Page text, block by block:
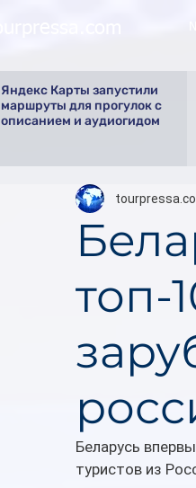
Яндекс Карты запустили
маршруты для прогулок с
описанием и аудиогидом
топ-
Беларусь
туристов из